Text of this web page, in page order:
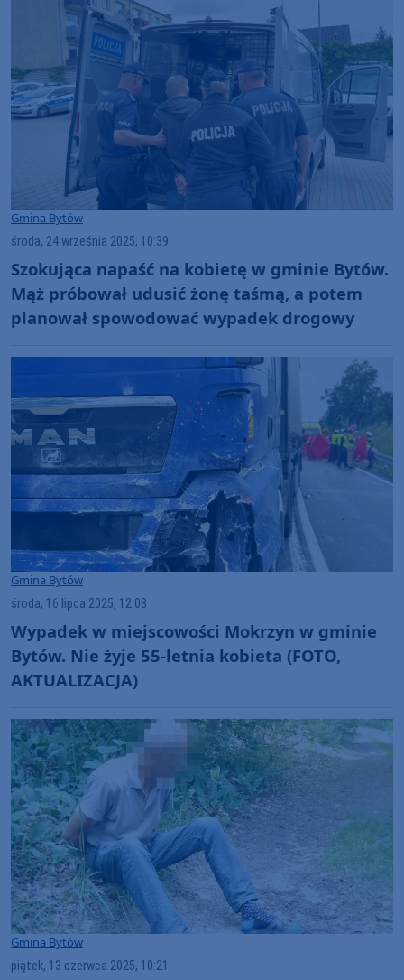
Gmina Bytów
środa, 24 września 2025, 10:39
Szokująca napaść na kobietę w gminie Bytów.
Mąż próbował udusić żonę taśmą, a potem
planował spowodować wypadek drogowy
Gmina Bytów
środa, 16 lipca 2025, 12:08
Wypadek w miejscowości Mokrzyn w gminie
Bytów. Nie żyje 55-letnia kobieta (FOTO,
AKTUALIZACJA)
Gmina Bytów
piątek, 13 czerwca 2025, 10:21